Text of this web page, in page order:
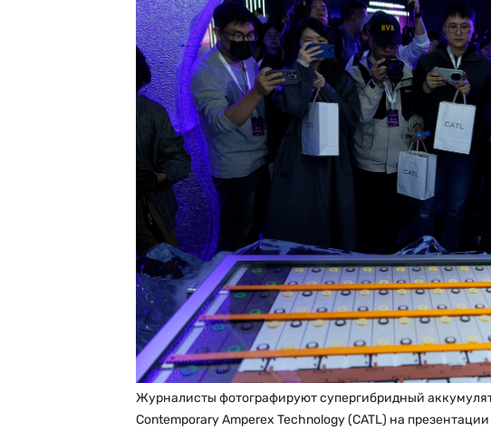
Журналисты фотографируют супергибридный
Contemporary Amperex Technology (CATL) на